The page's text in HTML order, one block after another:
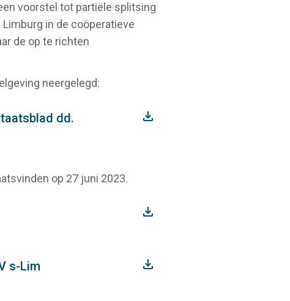
voorstel tot partiële splitsing
in de coöperatieve
de op te richten
neergelegd:
dd.
op 27 juni 2023.
s-Lim